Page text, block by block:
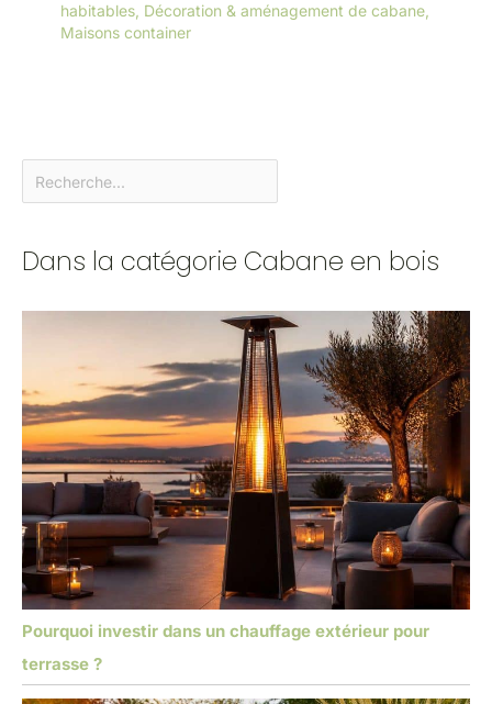
habitables Décoration & aménagement de cabane
Maisons container
Dans la catégorie Cabane en bois
Pourquoi investir dans un chauffage extérieur pour
terrasse ?